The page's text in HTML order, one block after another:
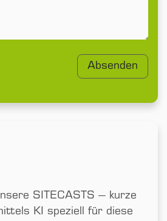
Absenden
SITECASTS – kurze
KI speziell für diese